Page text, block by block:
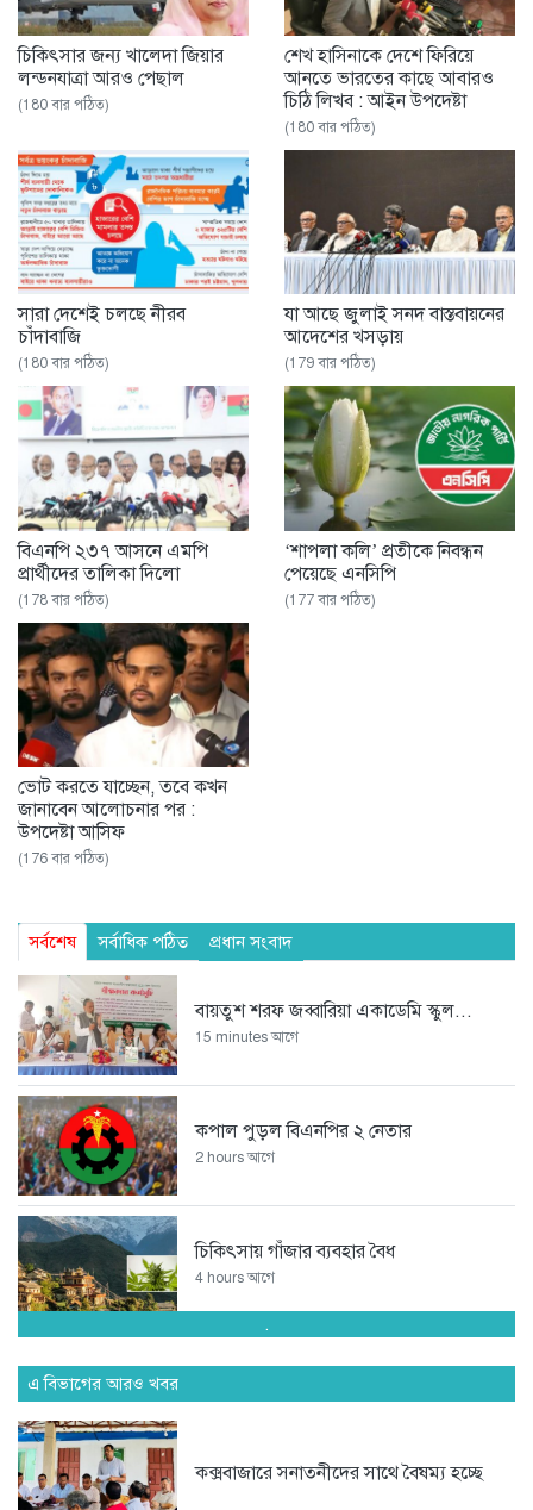
চিকিৎসার জন্য খালেদা জিয়ার
লন্ডনযাত্রা আরও পেছাল
(180 বার পঠিত)
শেখ হাসিনাকে দেশে ফিরিয়ে
আনতে ভারতের কাছে আবারও
চিঠি লিখব : আইন উপদেষ্টা
(180 বার পঠিত)
সারা দেশেই চলছে নীরব
চাঁদাবাজি
(180 বার পঠিত)
যা আছে জুলাই সনদ বাস্তবায়নের
আদেশের খসড়ায়
(179 বার পঠিত)
বিএনপি ২৩৭ আসনে এমপি
প্রার্থীদের তালিকা দিলো
(178 বার পঠিত)
‘শাপলা কলি’ প্রতীকে নিবন্ধন
পেয়েছে এনসিপি ‌
(177 বার পঠিত)
ভোট করতে যাচ্ছেন, তবে কখন
জানাবেন আলোচনার পর :
উপদেষ্টা আসিফ
(176 বার পঠিত)
সর্বশেষ সর্বাধিক পঠিত প্রধান সংবাদ
বায়তুশ শরফ জব্বারিয়া একাডেমি স্কুল...
15 minutes আগে
কপাল পুড়ল বিএনপির ২ নেতার
2 hours আগে
চিকিৎসায় গাঁজার ব্যবহার বৈধ
4 hours আগে
‘হানিট্র্যাপে’ ভারতীয় বিমানবাহিনীর ঊর্ধ্বতন
.
এ বিভাগের আরও খবর
কক্সবাজারে সনাতনীদের সাথে বৈষম্য হচ্ছে